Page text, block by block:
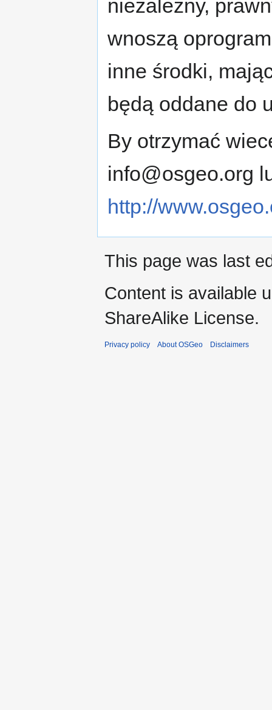
niezależny,
wnoszą
inne środki,
będą oddane do
By otrzymać
info@osgeo.org
http://
This page was last
Content is available
ShareAlike License.
Privacy policy About OSGeo Disclaimers